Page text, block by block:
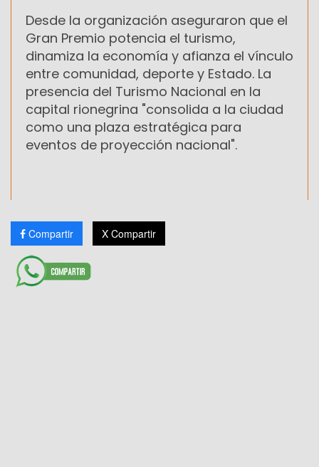
Desde la organización aseguraron que el
Gran Premio potencia el turismo,
dinamiza la economía y afianza el vínculo
entre comunidad, deporte y Estado. La
presencia del Turismo Nacional en la
capital rionegrina "consolida a la ciudad
como una plaza estratégica para
eventos de proyección nacional".
Compartir X Compartir